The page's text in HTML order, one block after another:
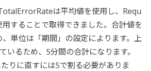
は平均値を使用し、Requ
することで取得できました。合計値を
単位は「期間」の設定によります。上
いるため、5分間の合計になります。
りに直すには5で割る必要がありま